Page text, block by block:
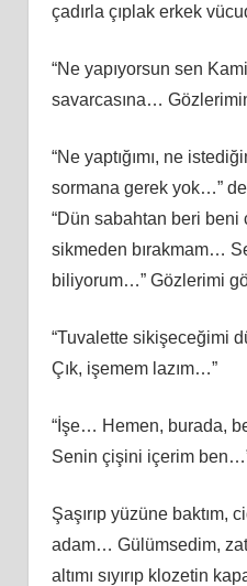
çadırla çıplak erkek
“Ne yapıyorsun sen
savarcasına…
“Ne yaptığımı, ne
sormana gerek yok…”
“Dün sabahtan beri beni
sikmeden bırakmam…
biliyorum…” Gözlerimi
“Tuvalette sikişeceğimi
Çık, işemem lazım…”
“İşe… Hemen, burada,
Senin çişini içerim
Şaşırıp yüzüne baktım,
adam… Gülümsedim,
altımı sıyırıp klozetin